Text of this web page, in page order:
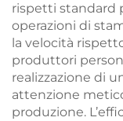
rispetti standard
operazioni di
la velocità
produttori
realizzazione di
attenzione
produzione.